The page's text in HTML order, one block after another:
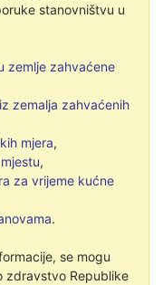
stanovništvu u
zemlje zahvaćene
zemalja zahvaćenih
mjera,
,
za vrijeme kućne
.
se mogu
zdravstvo Republike